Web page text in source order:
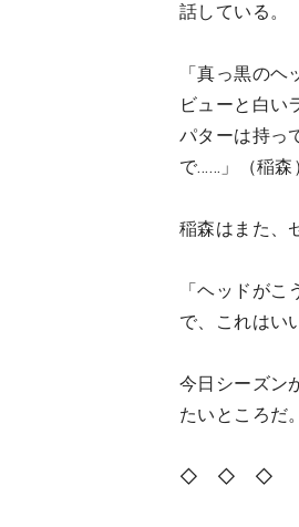
話している。
「真っ黒の
ビューと白い
パターは持っ
で……」（稲森
稲森はまた、
「ヘッドが
で、これはい
今日シーズン
たいところだ。
◇ ◇ ◇